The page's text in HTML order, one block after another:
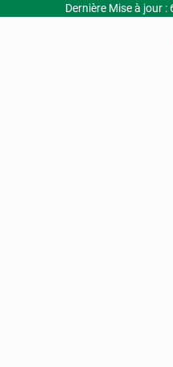
Dernière Mise à jour